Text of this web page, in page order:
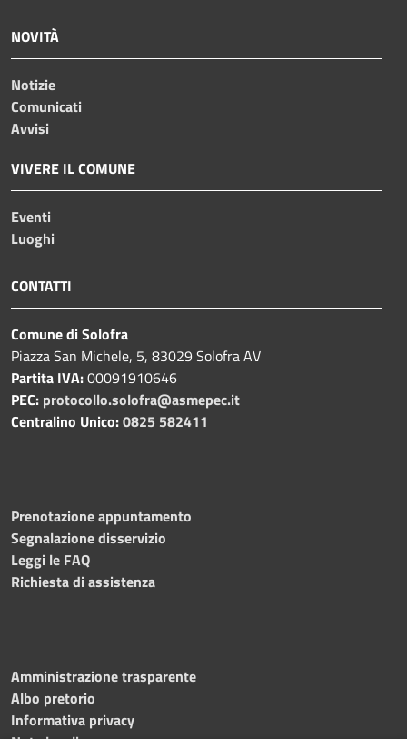
NOVITÀ
Notizie
Comunicati
Avvisi
VIVERE IL COMUNE
Eventi
Luoghi
CONTATTI
Comune di Solofra
Piazza San Michele, 5, 83029 Solofra AV
Partita IVA:00091910646
PEC: protocollo.solofra@asmepec.it
Centralino Unico:0825 582411
Prenotazione appuntamento
Segnalazione disservizio
Leggi le FAQ
Richiesta di assistenza
Amministrazione trasparente
Albo pretorio
Informativa privacy